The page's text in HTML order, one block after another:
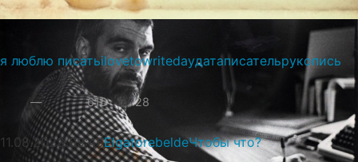
я люблю писатьilovetowritedayдатаписательрукопись
— 616 28
11.08.2023 09:45ElgatorebeldeЧтобы что?